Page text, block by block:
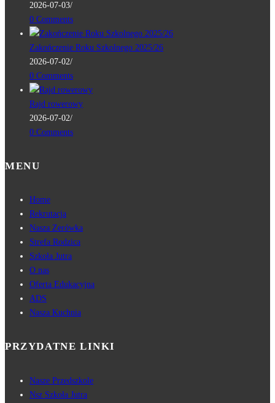
2026-07-03/
0 Comments
Zakończenie Roku Szkolnego 2025/26
2026-07-02/
0 Comments
Rajd rowerowy
2026-07-02/
0 Comments
MENU
Home
Rekrutacja
Nasza Zerówka
Strefa Rodzica
Szkoła Jutra
O nas
Oferta Edukacyjna
ADS
Nasza Kuchnia
PRZYDATNE LINKI
Nasze Przedszkole
Nsz Szkoła Jutra